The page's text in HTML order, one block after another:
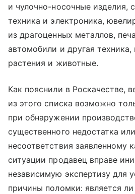
и чулочно-носочные изделия,
техника и электроника,
из драгоценных металлов,
автомобили и другая
растения и животные.
Как пояснили в Роскачестве,
из этого списка возможно
при обнаружении
существенного недостатка
несоответствия заявленному
ситуации продавец вправе
независимую экспертизу для
причины поломки: является